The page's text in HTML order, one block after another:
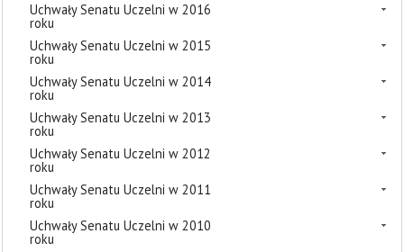
Uchwały Senatu Uczelni w 2016
roku
Uchwały Senatu Uczelni w 2015
roku
Uchwały Senatu Uczelni w 2014
roku
Uchwały Senatu Uczelni w 2013
roku
Uchwały Senatu Uczelni w 2012
roku
Uchwały Senatu Uczelni w 2011
roku
Uchwały Senatu Uczelni w 2010
roku